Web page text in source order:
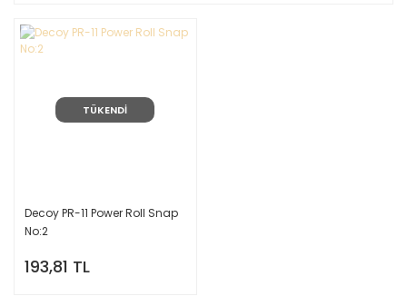
TÜKENDİ
Decoy PR-11 Power Roll Snap
No:2
193,81 TL